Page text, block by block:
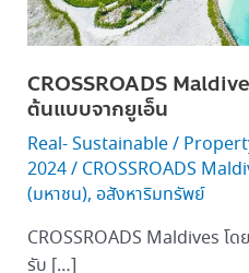
CROSSROADS
ต้นแบบจากยูเอ็น
Real- Sustainable/
2024/ CROSSROADS
(มหาชน), อสังหาริมทรัพย์
CROSSROADS Maldives โด
รับ […]